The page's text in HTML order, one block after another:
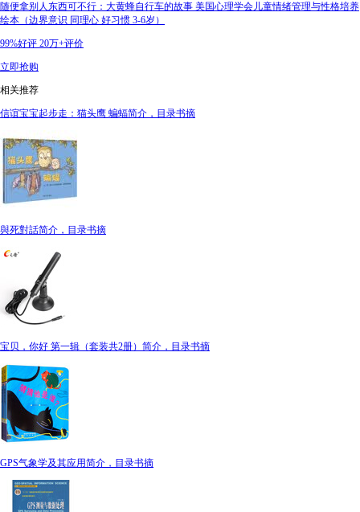
随便拿别人东西可不行：大黄蜂自行车的故事 美国心理学会儿童情绪管理与性格培养
绘本（边界意识 同理心 好习惯 3-6岁）
99%好评 20万+评价
立即抢购
相关推荐
信谊宝宝起步走：猫头鹰 蝙蝠简介，目录书摘
與死對話简介，目录书摘
宝贝，你好 第一辑（套装共2册）简介，目录书摘
GPS气象学及其应用简介，目录书摘